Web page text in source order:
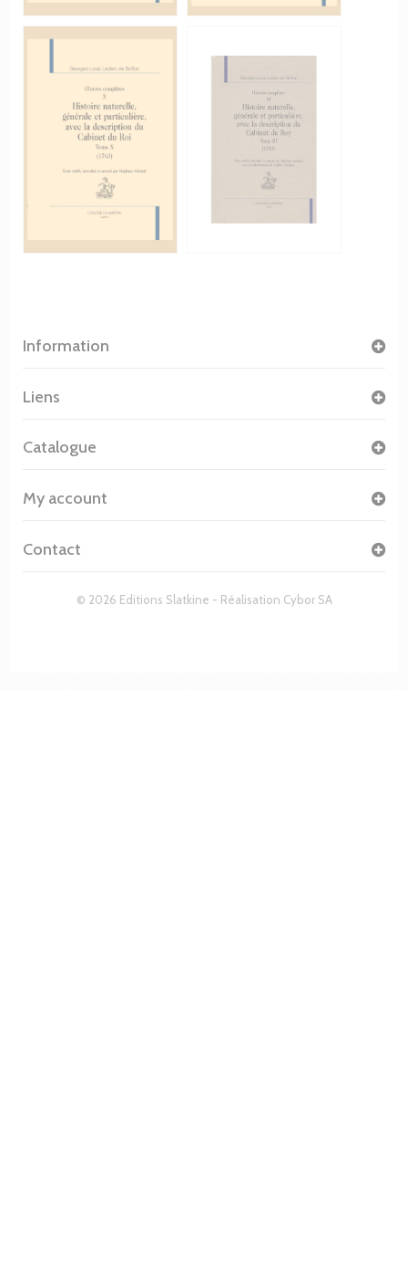
Information
© 2026 Editions Slatkine - Réalisation Cybor SA
Liens
Catalogue
My account
Contact